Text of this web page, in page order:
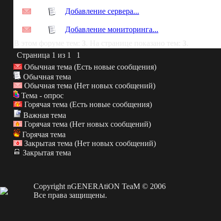
Добавление сервера...
Добавление мониторинга...
Страница 1 из 1
1
Обычная тема (Есть новые сообщения)
Обычная тема
Обычная тема (Нет новых сообщений)
Тема - опрос
Горячая тема (Есть новые сообщения)
Важная тема
Горячая тема (Нет новых сообщений)
Горячая тема
Закрытая тема (Нет новых сообщений)
Закрытая тема
Copyright nGENERAtiON TeaM © 2006
Все права защищены.